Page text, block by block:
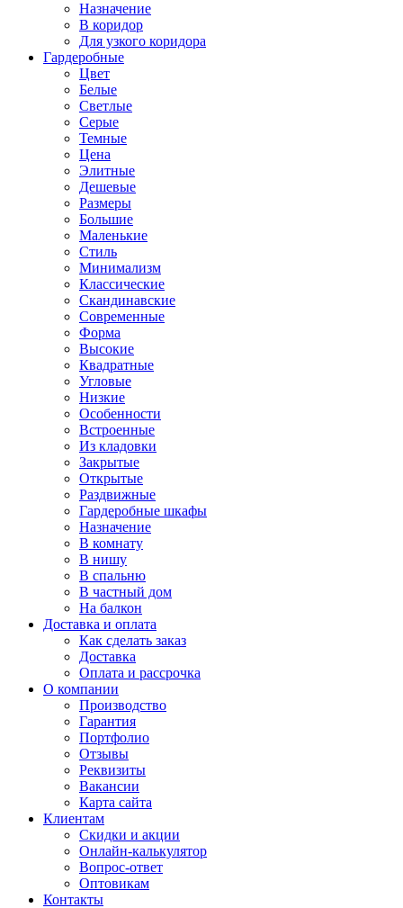
Назначение
В коридор
Для узкого коридора
Гардеробные
Цвет
Белые
Светлые
Серые
Темные
Цена
Элитные
Дешевые
Размеры
Большие
Маленькие
Стиль
Минимализм
Классические
Скандинавские
Современные
Форма
Высокие
Квадратные
Угловые
Низкие
Особенности
Встроенные
Из кладовки
Закрытые
Открытые
Раздвижные
Гардеробные шкафы
Назначение
В комнату
В нишу
В спальню
В частный дом
На балкон
Доставка и оплата
Как сделать заказ
Доставка
Оплата и рассрочка
О компании
Производство
Гарантия
Портфолио
Отзывы
Реквизиты
Вакансии
Карта сайта
Клиентам
Скидки и акции
Онлайн-калькулятор
Вопрос-ответ
Оптовикам
Контакты